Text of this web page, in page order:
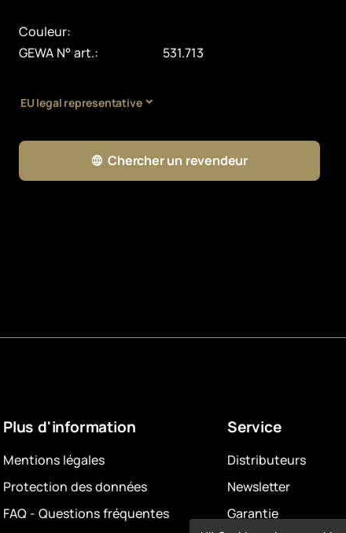
Couleur:
GEWA N° art.:
531.713
EU legal representative
Chercher un revendeur
Plus d'information
Mentions légales
Protection des données
FAQ - Questions fréquentes
Service
Distributeurs
Newsletter
Garantie